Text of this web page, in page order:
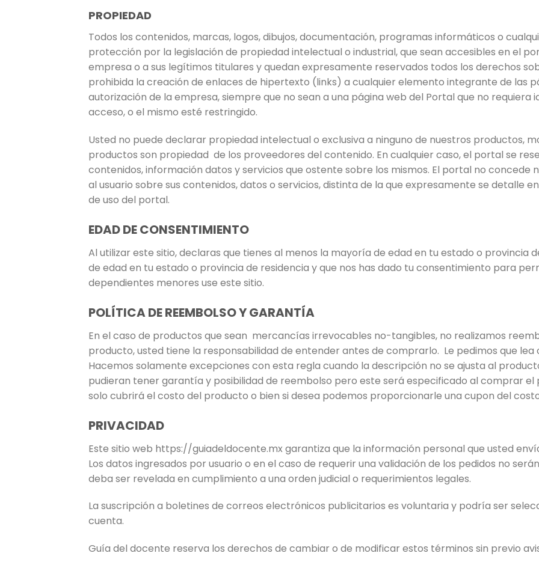
PROPIEDAD
Todos los contenidos, marcas, logos, dibujos, documentación, programas informáticos o
protección por la legislación de propiedad intelectual o industrial, que sean accesibles en el
empresa o a sus legítimos titulares y quedan expresamente reservados todos los derechos
prohibida la creación de enlaces de hipertexto (links) a cualquier elemento integrante de las
autorización de la empresa, siempre que no sean a una página web del Portal que no
acceso, o el mismo esté restringido.
Usted no puede declarar propiedad intelectual o exclusiva a ninguno de nuestros productos,
productos son propiedad de los proveedores del contenido. En cualquier caso, el portal se
contenidos, información datos y servicios que ostente sobre los mismos. El portal no concede
al usuario sobre sus contenidos, datos o servicios, distinta de la que expresamente se detalle
de uso del portal.
EDAD DE CONSENTIMIENTO
Al utilizar este sitio, declaras que tienes al menos la mayoría de edad en tu estado o provincia
de edad en tu estado o provincia de residencia y que nos has dado tu consentimiento para
dependientes menores use este sitio.
POLÍTICA DE REEMBOLSO Y GARANTÍA
En el caso de productos que sean mercancías irrevocables no-tangibles, no realizamos
producto, usted tiene la responsabilidad de entender antes de comprarlo. Le pedimos que
Hacemos solamente excepciones con esta regla cuando la descripción no se ajusta al
pudieran tener garantía y posibilidad de reembolso pero este será especificado al comprar el
solo cubrirá el costo del producto o bien si desea podemos proporcionarle una cupon del
PRIVACIDAD
Este sitio web https://guiadeldocente.mx garantiza que la información personal que usted
Los datos ingresados por usuario o en el caso de requerir una validación de los pedidos no
deba ser revelada en cumplimiento a una orden judicial o requerimientos legales.
La suscripción a boletines de correos electrónicos publicitarios es voluntaria y podría ser
cuenta.
Guía del docente reserva los derechos de cambiar o de modificar estos términos sin previo